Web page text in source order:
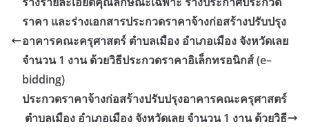
ราคา และร่างเอกสารประกวดราคาจ้างก่อสร้างปรับปรุง
อาคารคณะครุศาสตร์ ตำบลเมือง อำเภอเมือง จังหวัดเลย
จำนวน 1 งาน ด้วยวิธีประกวดราคาอิเล็กทรอนิกส์ (e–
bidding)
ประกวดราคาจ้างก่อสร้างปรับปรุงอาคารคณะครุศาสตร์
ตำบลเมือง อำเภอเมือง จังหวัดเลย จำนวน 1 งาน ด้วยวิธี